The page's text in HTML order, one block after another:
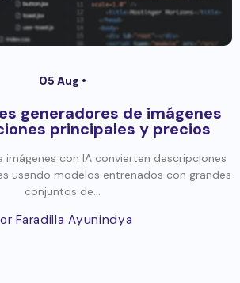
05 Aug •
generadores de imágenes
principales y precios
imágenes con IA convierten descripciones
usando modelos entrenados con grandes
conjuntos de...
Faradilla Ayunindya